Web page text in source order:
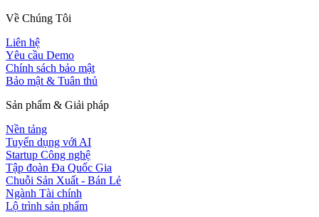
Về Chúng Tôi
Liên hệ
Yêu cầu Demo
Chính sách bảo mật
Bảo mật & Tuân thủ
Sản phẩm & Giải pháp
Nền tảng
Tuyển dụng với AI
Startup Công nghệ
Tập đoàn Đa Quốc Gia
Chuỗi Sản Xuất - Bán Lẻ
Ngành Tài chính
Lộ trình sản phẩm